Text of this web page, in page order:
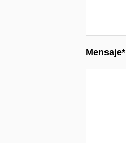
Mensaje*